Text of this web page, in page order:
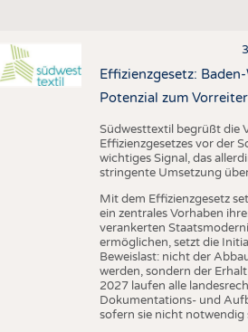
Effizienzgesetz:
Potenzial zum Vorreiter
Südwesttextil begrüßt die
Effizienzgesetzes vor der
wichtiges Signal, das
stringente Umsetzung
Mit dem Effizienzgesetz
ein zentrales Vorhaben
verankerten
ermöglichen, setzt die
Beweislast: nicht der
werden, sondern der
2027 laufen alle
Dokumentations- und
sofern sie nicht notwendig